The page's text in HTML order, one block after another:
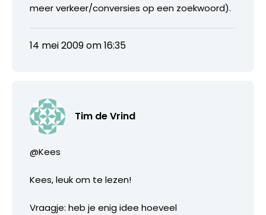
meer verkeer/conversies op een zoekwoord).
14 mei 2009 om 16:35
Tim de Vrind
@Kees
Kees, leuk om te lezen!
Vraagje: heb je enig idee hoeveel